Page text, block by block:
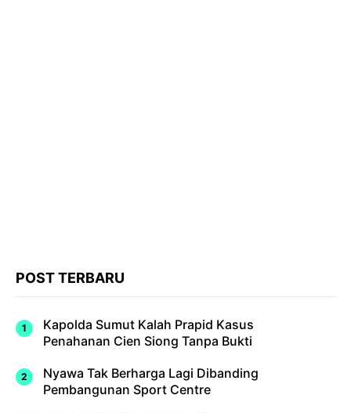
POST TERBARU
Kapolda Sumut Kalah Prapid Kasus
Penahanan Cien Siong Tanpa Bukti
Nyawa Tak Berharga Lagi Dibanding
Pembangunan Sport Centre